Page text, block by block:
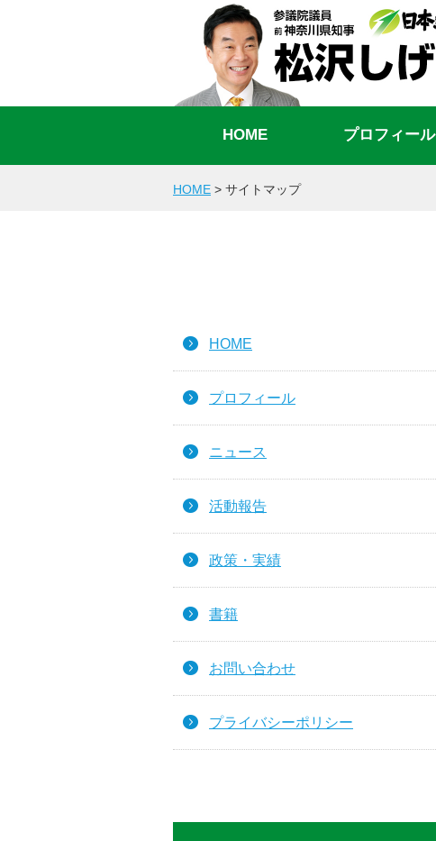
HOME プロフィール
HOME > サイトマップ
HOME
プロフィール
ニュース
活動報告
政策・実績
書籍
お問い合わせ
プライバシーポリシー